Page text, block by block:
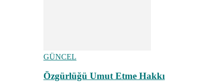
GÜNCEL
Özgürlüğü Umut Etme Hakkı